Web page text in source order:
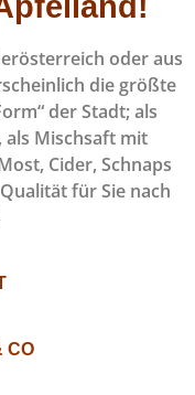
oder aus
die größte
der Stadt; als
Mischsaft mit
Cider, Schnaps
für Sie nach
CO